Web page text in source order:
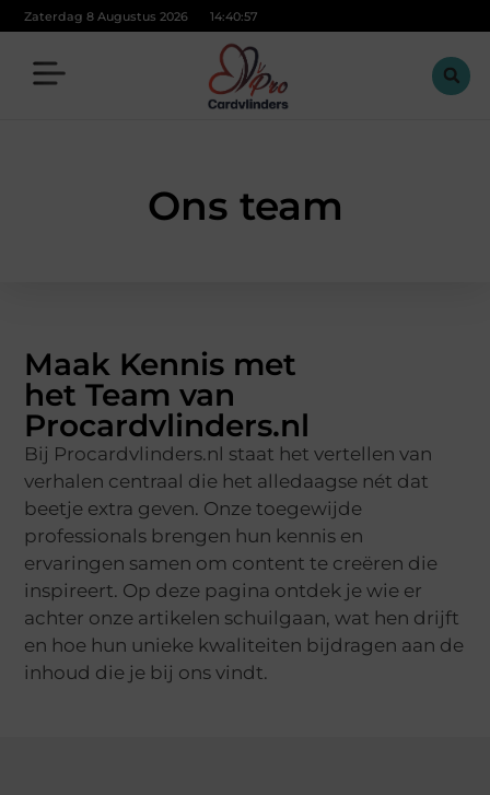
Zaterdag 8 Augustus 2026 14:40:58
Ons team
Maak Kennis met
het Team van
Procardvlinders.nl
Bij Procardvlinders.nl staat het vertellen van
verhalen centraal die het alledaagse nét dat
beetje extra geven. Onze toegewijde
professionals brengen hun kennis en
ervaringen samen om content te creëren die
inspireert. Op deze pagina ontdek je wie er
achter onze artikelen schuilgaan, wat hen drijft
en hoe hun unieke kwaliteiten bijdragen aan de
inhoud die je bij ons vindt.